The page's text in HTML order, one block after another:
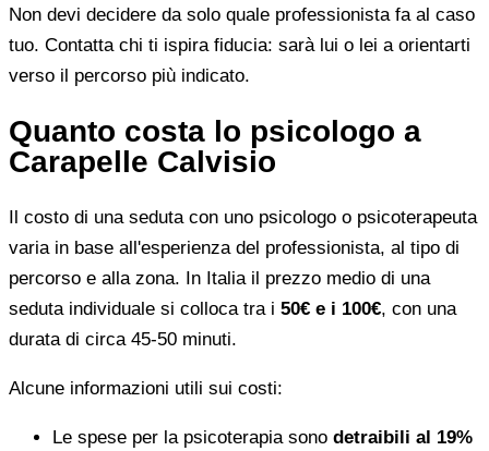
Non devi decidere da solo quale professionista fa al caso
tuo. Contatta chi ti ispira fiducia: sarà lui o lei a orientarti
verso il percorso più indicato.
Quanto costa lo psicologo a
Carapelle Calvisio
Il costo di una seduta con uno psicologo o psicoterapeuta
varia in base all'esperienza del professionista, al tipo di
percorso e alla zona. In Italia il prezzo medio di una
seduta individuale si colloca tra i 50€ e i 100€, con una
durata di circa 45-50 minuti.
Alcune informazioni utili sui costi:
Le spese per la psicoterapia sono detraibili al 19%